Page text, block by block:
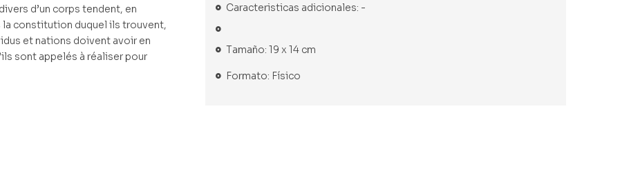
d’un corps tendent, en
la constitution duquel ils trouvent,
et nations doivent avoir en
sont appelés à réaliser pour
Caracteristicas adicionales: -
Tamaño: 19 x 14 cm
Formato: Físico